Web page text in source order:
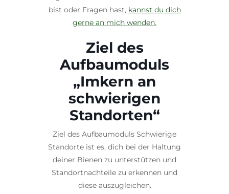
bist oder Fragen hast, kannst du dich
gerne an mich wenden.
Ziel des
Aufbaumoduls
„Imkern an
schwierigen
Standorten“
Ziel des Aufbaumoduls Schwierige
Standorte ist es, dich bei der Haltung
deiner Bienen zu unterstützen und
Standortnachteile zu erkennen und
diese auszugleichen.